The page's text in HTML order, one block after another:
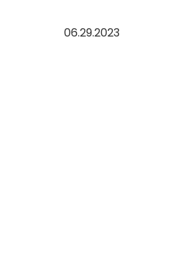
06.29.2023